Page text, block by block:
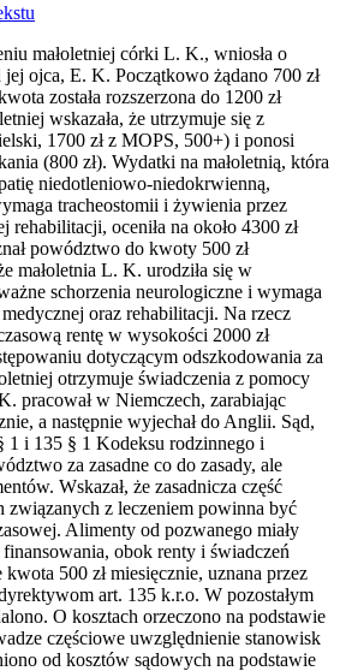
małoletniej córki L. K., wniosła o
ojca, E. K. Początkowo żądano 700 zł
została rozszerzona do 1200 zł
wskazała, że utrzymuje się z
1700 zł z MOPS, 500+) i ponosi
(800 zł). Wydatki na małoletnią, która
niedotleniowo-niedokrwienną,
tracheostomii i żywienia przez
rehabilitacji, oceniła na około 4300 zł
powództwo do kwoty 500 zł
małoletnia L. K. urodziła się w
schorzenia neurologiczne i wymaga
oraz rehabilitacji. Na rzecz
rentę w wysokości 2000 zł
dotyczącym odszkodowania za
otrzymuje świadczenia z pomocy
pracował w Niemczech, zarabiając
a następnie wyjechał do Anglii. Sąd,
1 i 135 § 1 Kodeksu rodzinnego i
za zasadne co do zasady, ale
Wskazał, że zasadnicza część
z leczeniem powinna być
Alimenty od pozwanego miały
finansowania, obok renty i świadczeń
kwota 500 zł miesięcznie, uznana przez
art. 135 k.r.o. W pozostałym
O kosztach orzeczono na podstawie
częściowe uwzględnienie stanowisk
od kosztów sądowych na podstawie